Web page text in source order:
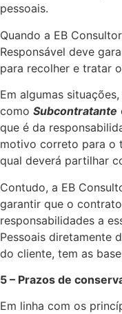
pessoais.
Quando a EB
Responsável deve
para recolher e tratar
Em algumas
como Subcontratante
que é da
motivo correto para o
qual deverá partilhar
Contudo, a EB
garantir que o
responsabilidades a
Pessoais diretamente
do cliente, tem as
5 – Prazos de
Em linha com os